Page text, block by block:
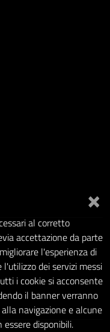
×
al corretto
accettazione da parte
l'esperienza di
dei servizi messi
i cookie si acconsente
il banner verranno
navigazione e alcune
disponibili.